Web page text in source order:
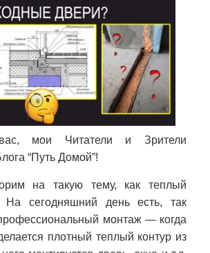
вас, мои Читатели и Зрители
“Путь Домой”!
на такую тему, как теплый
На сегодняшний день есть, так
монтаж — когда
плотный теплый контур из